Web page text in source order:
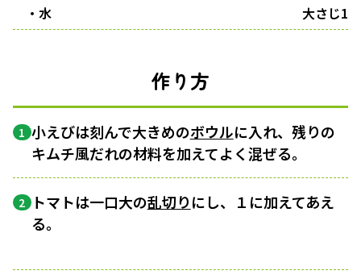
・水
大さじ1
作り方
1 小えびは刻んで大きめのボウルに入れ、残りの
キムチ風だれの材料を加えてよく混ぜる。
2 トマトは一口大の乱切りにし、１に加えてあえ
る。